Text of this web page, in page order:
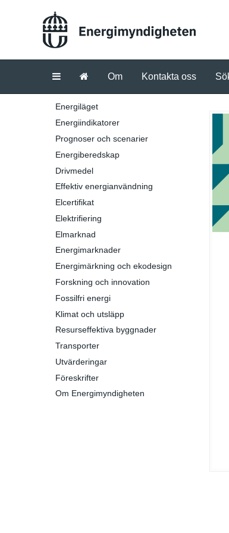
Om Kontakta oss
Energiläget
Energiindikatorer
Prognoser och scenarier
Energiberedskap
Drivmedel
Effektiv energianvändning
Elcertifikat
Elektrifiering
Elmarknad
Energimarknader
Energimärkning och ekodesign
Forskning och innovation
Fossilfri energi
Klimat och utsläpp
Resurseffektiva byggnader
Transporter
Utvärderingar
Föreskrifter
Om Energimyndigheten